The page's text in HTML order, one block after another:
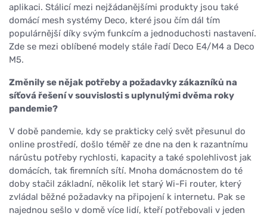
aplikaci. Stálicí mezi nejžádanějšími produkty jsou také
domácí mesh systémy Deco, které jsou čím dál tím
populárnější díky svým funkcím a jednoduchosti nastavení.
Zde se mezi oblíbené modely stále řadí Deco E4/M4 a Deco
M5.
Změnily se nějak potřeby a požadavky zákazníků na
síťová řešení v souvislosti s uplynulými dvěma roky
pandemie?
V době pandemie, kdy se prakticky celý svět přesunul do
online prostředí, došlo téměř ze dne na den k razantnímu
nárůstu potřeby rychlosti, kapacity a také spolehlivost jak
domácích, tak firemních sítí. Mnoha domácnostem do té
doby stačil základní, několik let starý Wi-Fi router, který
zvládal běžné požadavky na připojení k internetu. Pak se
najednou sešlo v domě více lidí, kteří potřebovali v jeden